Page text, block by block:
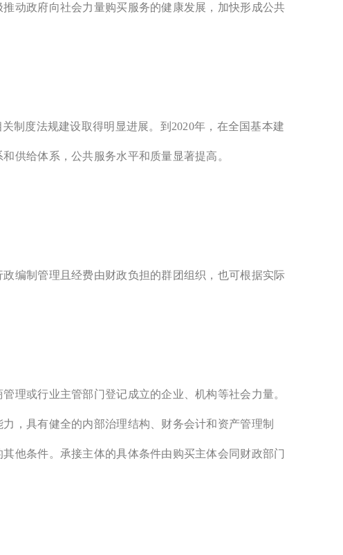
动政府向社会力量购买服务的健康发展，加快形成公共
制度法规建设取得明显进展。到2020年，在全国基本建
供给体系，公共服务水平和质量显著提高。
编制管理且经费由财政负担的群团组织，也可根据实际
理或行业主管部门登记成立的企业、机构等社会力量。
，具有健全的内部治理结构、财务会计和资产管理制
他条件。承接主体的具体条件由购买主体会同财政部门